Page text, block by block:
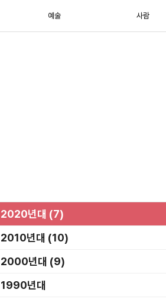
예술 사람
2020년대 (7)
2010년대 (10)
2000년대 (9)
1990년대